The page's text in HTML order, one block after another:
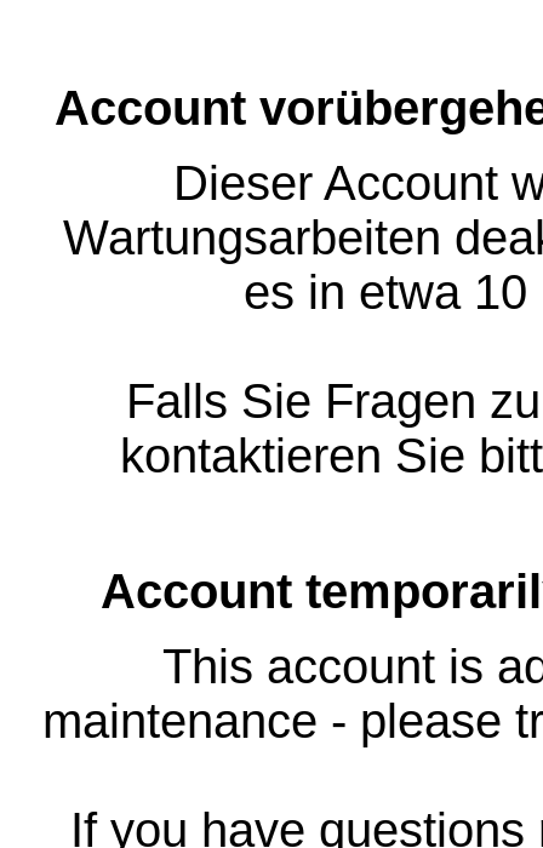
Account
Dieser Account
Wartungsarbeiten
es in etwa
Falls Sie Fragen
kontaktieren Sie
Account
This account is
maintenance - please
If you have